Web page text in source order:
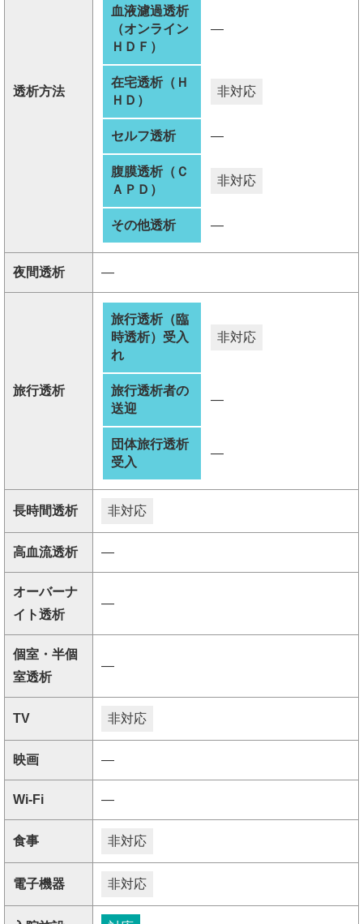
透析方法
血液濾過透析
（オンライン
ＨＤＦ）
―
在宅透析（Ｈ
ＨＤ）
非対応
セルフ透析 ―
腹膜透析（Ｃ
ＡＰＤ）
非対応
その他透析 ―
夜間透析 ―
旅行透析
旅行透析（臨
時透析）受入
れ
非対応
旅行透析者の
送迎
―
団体旅行透析
受入
―
長時間透析 非対応
高血流透析 ―
オーバーナ
イト透析
―
個室・半個
室透析
―
TV 非対応
映画 ―
Wi-Fi ―
食事 非対応
電子機器 非対応